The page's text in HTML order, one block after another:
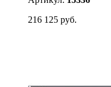
216 125 руб.